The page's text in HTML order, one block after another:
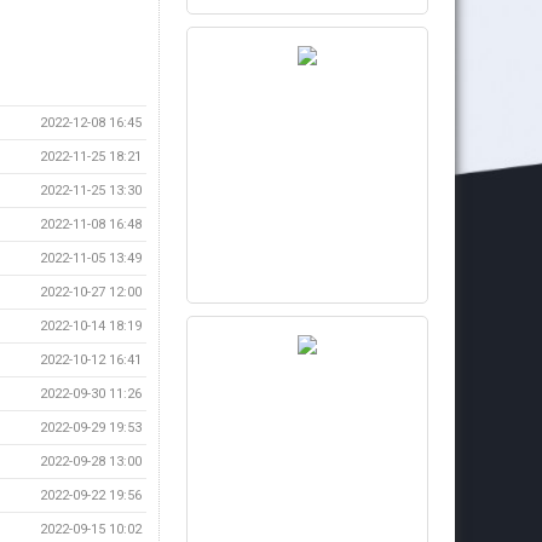
2022-12-08 16:45
2022-11-25 18:21
2022-11-25 13:30
2022-11-08 16:48
2022-11-05 13:49
2022-10-27 12:00
2022-10-14 18:19
2022-10-12 16:41
2022-09-30 11:26
2022-09-29 19:53
2022-09-28 13:00
2022-09-22 19:56
2022-09-15 10:02